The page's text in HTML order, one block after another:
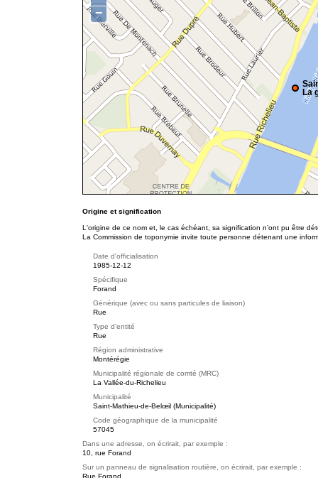
La
−
Origine et signification
L'origine de ce nom et, le cas échéant, sa signification n’ont pu être
La Commission de toponymie invite toute personne détenant une
Date d'officialisation
1985-12-12
Spécifique
Forand
Générique (avec ou sans particules de liaison)
Rue
Type d'entité
Rue
Région administrative
Montérégie
Municipalité régionale de comté (MRC)
La Vallée-du-Richelieu
Municipalité
Saint-Mathieu-de-Belœil (Municipalité)
Code géographique de la municipalité
57045
Dans une adresse, on écrirait, par exemple :
10, rue Forand
Sur un panneau de signalisation routière, on écrirait, par exemple :
Rue Forand